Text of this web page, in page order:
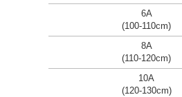
6A
(100-110cm)
8A
(110-120cm)
10A
(120-130cm)